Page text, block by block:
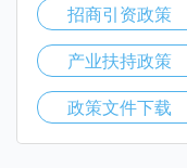
招商引资政策
产业扶持政策
政策文件下载